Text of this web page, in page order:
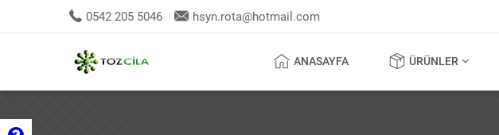
0542 205 5046 hsyn.rota@hotmail.com
ANASAYFA ÜRÜNLER